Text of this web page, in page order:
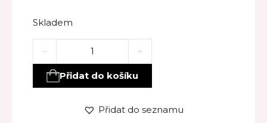
Skladem
VÁNOČNÍ SET – hřejivá péče o ruce množství
Přidat do košíku
Přidat do seznamu